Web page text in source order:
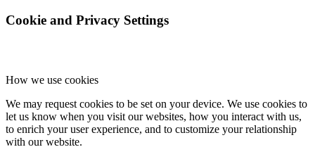
Cookie and Privacy Settings
How we use cookies
We may request cookies to be set on your device. We use cookies to
let us know when you visit our websites, how you interact with us,
to enrich your user experience, and to customize your relationship
with our website.